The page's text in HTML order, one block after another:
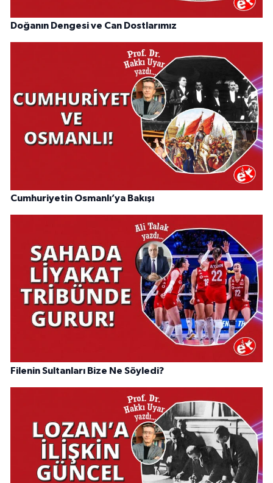
Doğanın Dengesi ve Can Dostlarımız
Cumhuriyetin Osmanlı’ya Bakışı
Filenin Sultanları Bize Ne Söyledi?